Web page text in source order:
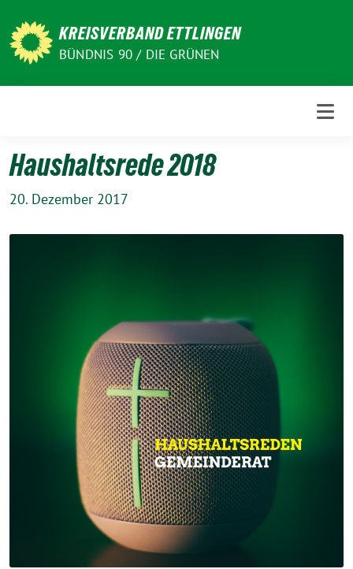
zum
Inhalt
KREISVERBAND ETTLINGEN
BÜNDNIS 90 / DIE GRÜNEN
Haushaltsrede 2018
20. Dezember 2017